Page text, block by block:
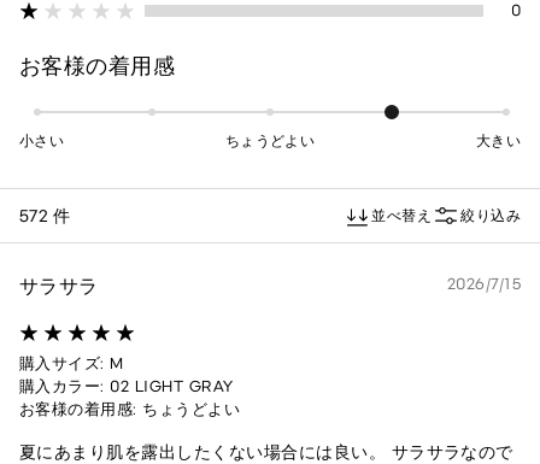
0
お客様の着用感
小さい ちょうどよい 大きい
572 件 並べ替え 絞り込み
サラサラ 2026/7/15
購入サイズ: M
購入カラー: 02 LIGHT GRAY
お客様の着用感: ちょうどよい
夏にあまり肌を露出したくない場合には良い。 サラサラなので